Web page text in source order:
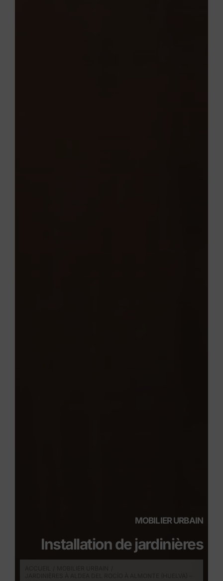
MOBILIER URBAIN
Installation de jardinières